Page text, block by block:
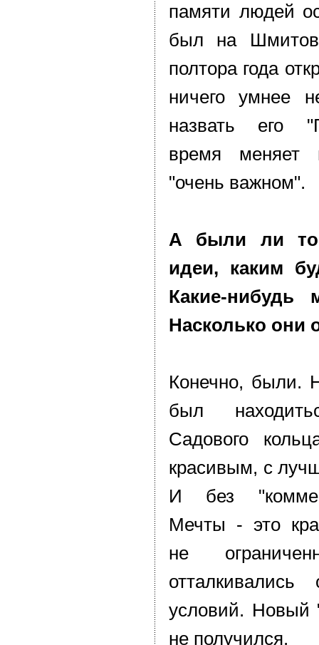
памяти людей
был на
полтора года
ничего умнее
назвать его
время меняет
"очень важном".
А были ли
идеи, каким
Какие-
Насколько они
Конечно, были.
был
Садового
красивым, с
И без
Мечты - это
не
условий. Новый
не получился.